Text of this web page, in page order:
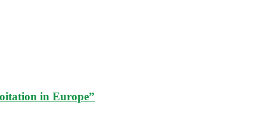
in Europe”